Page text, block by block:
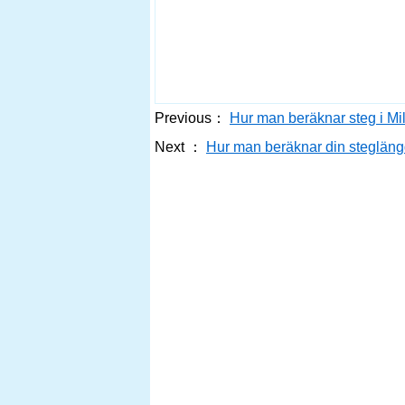
Previous：
Hur man beräknar steg i
Next ：
Hur man beräknar din